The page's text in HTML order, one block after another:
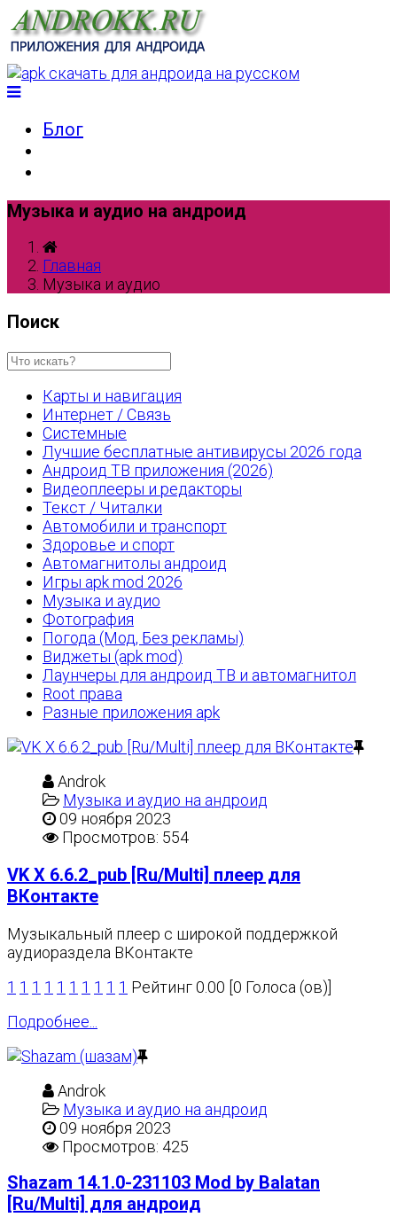
Блог
Музыка и аудио на андроид
Главная
Музыка и аудио
Поиск
Карты и навигация
Интернет / Связь
Системные
Лучшие бесплатные антивирусы 2026 года
Андроид ТВ приложения (2026)
Видеоплееры и редакторы
Текст / Читалки
Автомобили и транспорт
Здоровье и спорт
Автомагнитолы андроид
Игры apk mod 2026
Музыка и аудио
Фотография
Погода (Мод, Без рекламы)
Виджеты (apk mod)
Лаунчеры для андроид ТВ и автомагнитол
Root права
Разные приложения apk
Androk
Музыка и аудио на андроид
09 ноября 2023
Просмотров: 554
VK X 6.6.2_pub [Ru/Multi] плеер для
ВКонтакте
Музыкальный плеер с широкой поддержкой
аудиораздела ВКонтакте
1 1 1 1 1 1 1 1 1 1 Рейтинг 0.00 [0 Голоса (ов)]
Подробнее...
Androk
Музыка и аудио на андроид
09 ноября 2023
Просмотров: 425
Shazam 14.1.0-231103 Mod by Balatan
[Ru/Multi] для андроид